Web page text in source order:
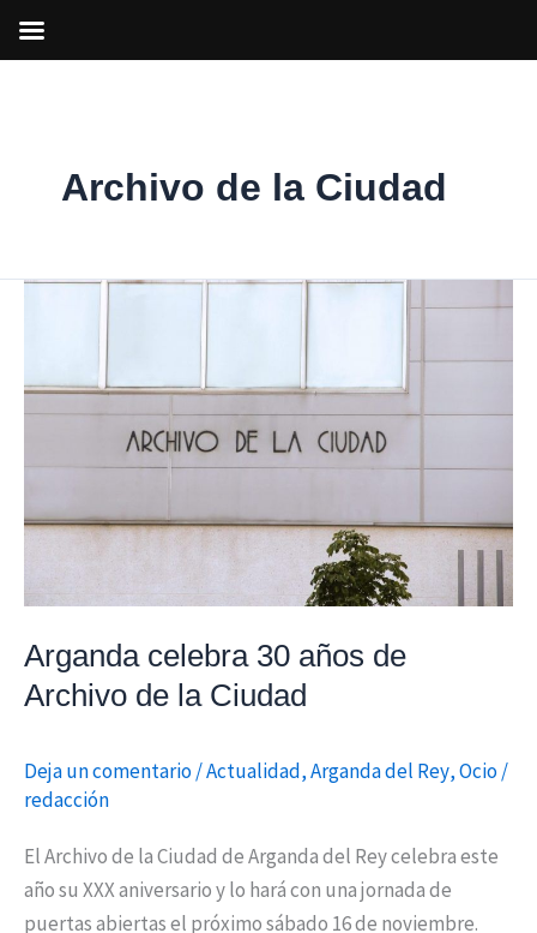
Archivo de la Ciudad
Arganda celebra 30 años de
Archivo de la Ciudad
Deja un comentario/Actualidad,Arganda del Rey,Ocio/
redacción
El Archivo de la Ciudad de Arganda del Rey celebra este
año su XXX aniversario y lo hará con una jornada de
puertas abiertas el próximo sábado 16 de noviembre.
años
Archivo
la